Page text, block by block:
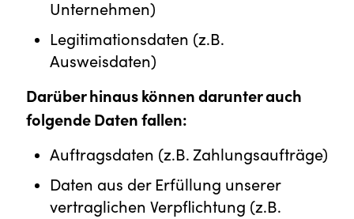
Unternehmen)
Legitimationsdaten (z.B.
Ausweisdaten)
Darüber hinaus können darunter auch
folgende Daten fallen:
Auftragsdaten (z.B. Zahlungsaufträge)
Daten aus der Erfüllung unserer
vertraglichen Verpflichtung (z.B.